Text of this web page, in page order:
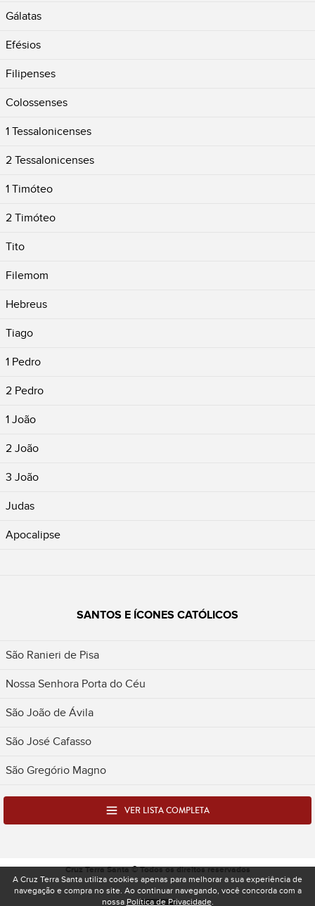
Gálatas
Efésios
Filipenses
Colossenses
1 Tessalonicenses
2 Tessalonicenses
1 Timóteo
2 Timóteo
Tito
Filemom
Hebreus
Tiago
1 Pedro
2 Pedro
1 João
2 João
3 João
Judas
Apocalipse
SANTOS E ÍCONES CATÓLICOS
São Ranieri de Pisa
Nossa Senhora Porta do Céu
São João de Ávila
São José Cafasso
São Gregório Magno
VER LISTA COMPLETA
Cruz Terra Santa © Todos os direitos reservados
A Cruz Terra Santa utiliza cookies apenas para melhorar a sua experiência de
navegação e compra no site. Ao continuar navegando, você concorda com a
nossa Política de Privacidade.